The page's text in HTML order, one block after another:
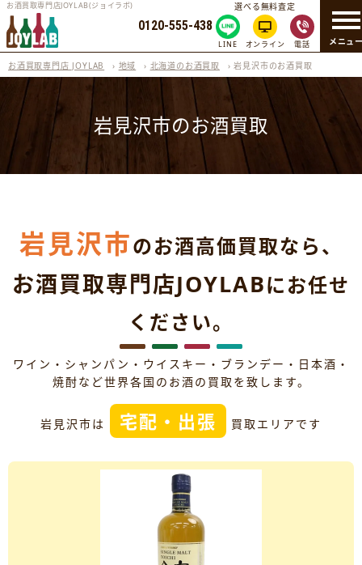
メニュ
お酒買取専門店JOYLAB(ジョイラボ)
0120-555-438
選べる無料査定
LINE オンライン 電話
お酒買取専門店 JOYLAB › 地域 › 北海道のお酒買取 ›岩見沢市のお酒買取
岩見沢市のお酒買取
岩見沢市のお酒高価買取なら、
お酒買取専門店JOYLABにお任せ
ください。
ワイン・シャンパン・ウイスキー・ブランデー・日本酒・
焼酎など世界各国のお酒の買取を致します。
岩見沢市は 宅配・出張 買取エリアです